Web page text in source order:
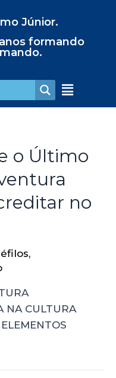
Júnior.
formando
o Último
no
,
NA CULTURA